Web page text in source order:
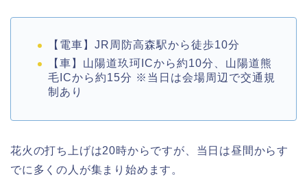
【電車】JR周防高森駅から徒歩10分
【車】山陽道玖珂ICから約10分、山陽道熊
毛ICから約15分 ※当日は会場周辺で交通規
制あり
花火の打ち上げは20時からですが、当日は昼間からす
でに多くの人が集まり始めます。